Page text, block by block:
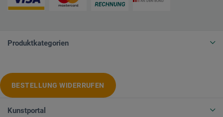
Produktkategorien
BESTELLUNG WIDERRUFEN
Kunstportal